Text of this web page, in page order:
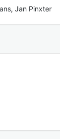
Jan Pinxter